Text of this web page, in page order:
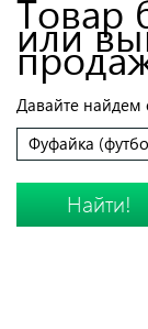
Товар
или
Давайте найдем
Найти!